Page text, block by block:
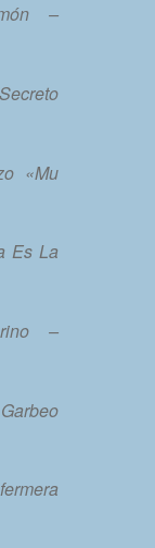
–
«Mu
Es La
–